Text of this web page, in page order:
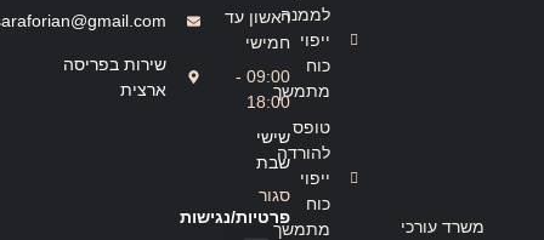
משרד עורכי
לממנה
ייפוי
כוח
מתמשך
טופס
להורדה
ייפוי
כוח
מתמשך
ראשון עד
חמישי
09:00 -
18:00
שישי
שבת
סגור
פרטיות/נגישות
שירות בפריסה
ארצית